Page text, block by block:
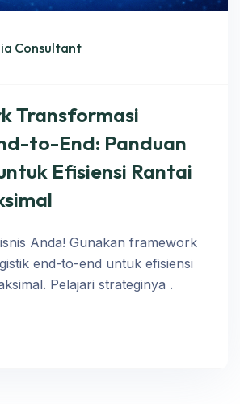
Consultant
Transformasi
to-End: Panduan
Efisiensi Rantai
Anda! Gunakan framework
end-to-end untuk efisiensi
Pelajari strateginya .